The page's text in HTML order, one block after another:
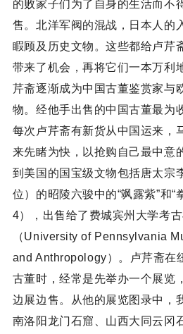
的败家子们为了自身的生活而不
售。北洋军阀的混战，日本人的
睱顾及历史文物。这些都给卢芹
带来了机会，再将它们一本万利
芹斋逐渐成为中国古董鉴赏家与
物。经他手出售的中国古董最为
每次卢芹斋有新货从中国运来，
来先睹为快，以抢购自己最中意
到美国的国宝级文物包括唐太
位）的昭陵六骏中的“飒露紫”和“
4），出售给了费城宾州大学考
（University of Pennsylvania
and Anthropology）。卢芹斋在
古董时，经常是先举办一个展览
边展边售。从他的展览图录中，
南洛阳龙门石窟、山西大同云冈